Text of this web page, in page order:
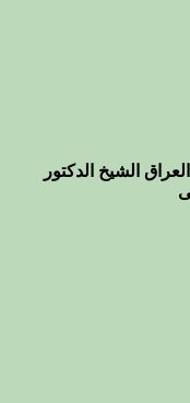
الشيخ الدكتور